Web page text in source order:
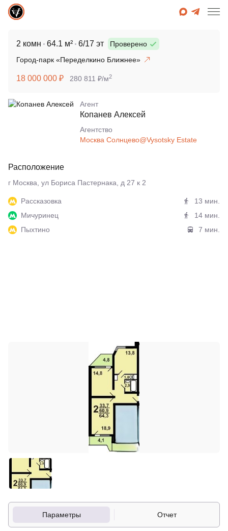
2 комн 64.1 м² 6/17 эт
Проверено
Город-парк «Переделкино Ближнее»
18 000 000 ₽ 280 811 ₽/м2
Агент
Копанев Алексей
Агентcтво
Москва Солнцево@Vysotsky Estate
Расположение
г Москва, ул Бориса Пастернака, д 27 к 2
Рассказовка
13 мин.
Мичуринец
14 мин.
Пыхтино
7 мин.
Параметры Отчет